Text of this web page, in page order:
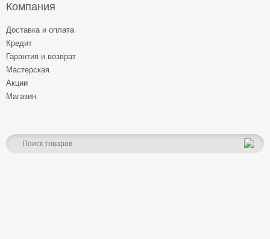
Компания
Доставка и оплата
Кредит
Гарантия и возврат
Мастерская
Акции
Магазин